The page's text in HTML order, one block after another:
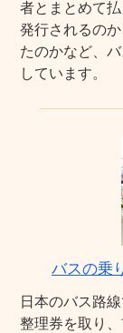
者とまとめて
発行されるの
たのかなど、
しています。
バスの乗
日本のバス路
整理券を取り